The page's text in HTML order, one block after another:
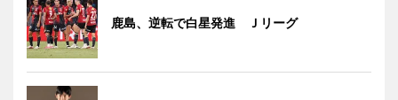
鹿島、逆転で白星発進 Ｊリーグ